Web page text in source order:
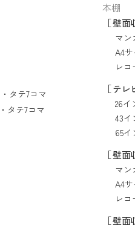
・ タテ7コマ
・ タテ7コマ
本棚
［ 壁面
マン
A4サ
レコ
［ テ
26イ
43イ
65イ
［ 壁
マン
A4サ
レコ
［ 壁面